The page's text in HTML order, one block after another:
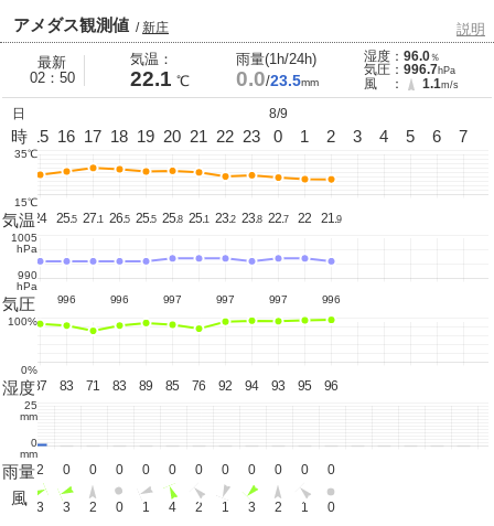
アメダス観測値 /新庄 説明
最新
02：50
気温：
22.1 ℃
雨量(1h/24h)
0.0/23.5mm
湿度：96.0％
気圧：996.7hPa
風 ： 1.1m/s
日
時
14 15 16 17 18 19 20 21 22 23
8/9
0 1 2 3 4 5 6 7
35℃
15℃
気温
23. 2 24 25. 5 27. 1 26. 5 25. 5 25. 8 25. 1 23. 2 23. 8 22. 7 22 21. 9
1005
hPa
990
hPa
気圧
996 996 996 997 997 997
996
100%
0%
湿度
89 87 83 71 83 89 85 76 92 94 93 95 96
25
mm
0
mm
雨量
21.5 2 0 0 0 0 0 0 0 0 0 0 0
風
5 3 3 2 0 1 4 2 1 3 2 1 0